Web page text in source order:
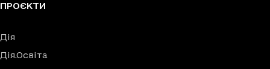
ПРОЄКТИ
Дія
Дія.Освіта